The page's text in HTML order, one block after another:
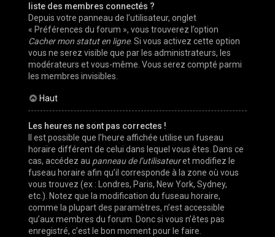
liste des membres connectés ?
Depuis votre panneau de l’utilisateur, onglet
« Préférences du forum », vous trouverez l’option
Cacher mon statut en ligne. Si vous activez cette option
vous ne serez visible que par les administrateurs, les
modérateurs et vous-même. Vous serez compté parmi
les membres invisibles.
Haut
Les heures ne sont pas correctes !
Il est possible que l’heure affichée utilise un fuseau
horaire différent de celui dans lequel vous êtes. Dans ce
cas, accédez au panneau de l’utilisateuret modifiez le
fuseau horaire afin qu’il corresponde à la zone où vous
vous trouvez (ex : Londres, Paris, New York, Sydney,
etc.). Notez que la modification du fuseau horaire,
comme la plupart des paramètres, n’est accessible
qu’aux membres du forum. Donc si vous n’êtes pas
enregistré, c’est le bon moment pour le faire.